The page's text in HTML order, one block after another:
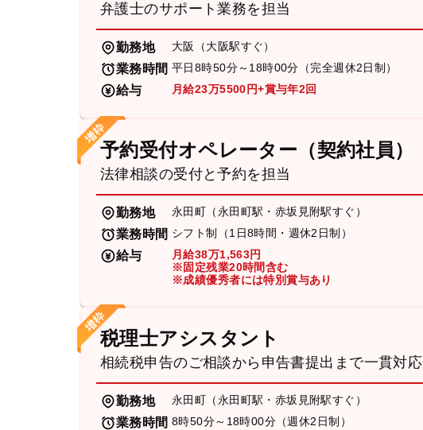
弁護士のサポート業務を担当
勤務地 大阪（大阪駅すぐ）
業務時間 平日8時50分～18時00分（完全週休2日制）
給与 月給23万5500円+賞与年2回
予約受付オペレーター（契約社員）
法律相談の受付と予約を担当
勤務地 永田町（永田町駅・赤坂見附駅すぐ）
業務時間 シフト制（1日8時間・週休2日制）
給与
月給38万1,563円
※固定残業20時間含む
※成績優秀者には特別賞与あり
税理士アシスタント
相続税申告のご相談から申告書提出まで一貫対応
勤務地 永田町（永田町駅・赤坂見附駅すぐ）
業務時間 8時50分～18時00分（週休2日制）